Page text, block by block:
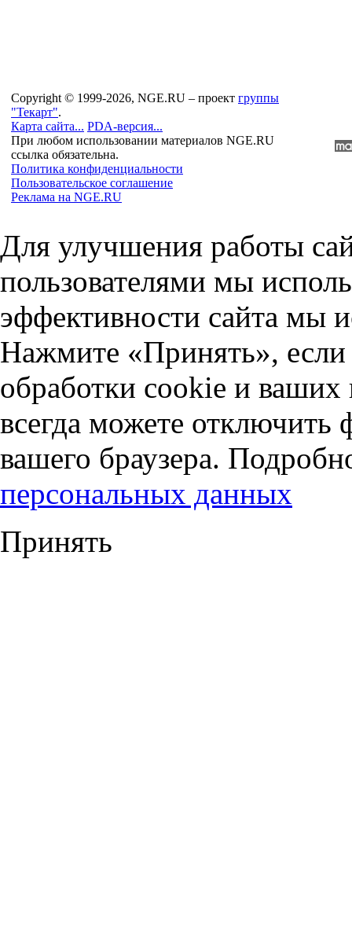
Copyright © 1999-2026, NGE.RU – проект группы
"Текарт".
Карта сайта... PDA-версия...
При любом использовании материалов NGE.RU
ссылка обязательна.
Политика конфиденциальности
Пользовательское соглашение
Реклама на NGE.RU
Для улучшения работы
пользователями мы
эффективности сайта мы
Нажмите «Принять», если
обработки cookie и
всегда можете отключить
вашего браузера.
персональных данных
Принять